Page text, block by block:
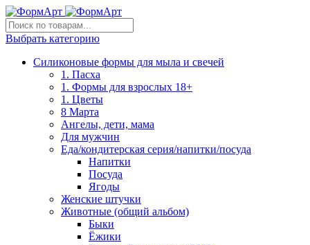
Выбрать категорию
Силиконовые формы для мыла и свечей
1. Пасха
1. Формы для взрослых 18+
1. Цветы
8 Марта
Ангелы, дети, мама
Для мужчин
Еда/кондитерская серия/напитки/посуда
Напитки
Посуда
Ягоды
Женские штучки
Животные (общий альбом)
Быки
Ёжики